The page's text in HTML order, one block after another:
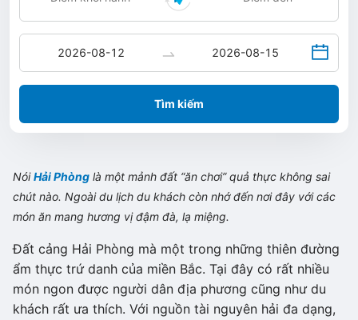
Tìm kiếm
NóiHải Phòng là một mảnh đất “ăn chơi” quả thực không sai
chút nào. Ngoài du lịch du khách còn nhớ đến nơi đây với các
món ăn mang hương vị đậm đà, lạ miệng.
Đất cảng Hải Phòng mà một trong những thiên đường
ẩm thực trứ danh của miền Bắc. Tại đây có rất nhiều
món ngon được người dân địa phương cũng như du
khách rất ưa thích. Với nguồn tài nguyên hải đa dạng,